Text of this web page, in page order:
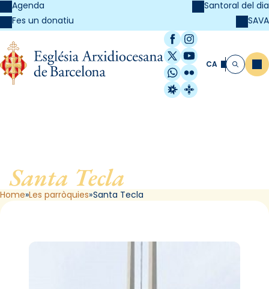
Agenda
Fes un donatiu
Santoral del dia
SAVA
Facebook
Instagram
X / Twitter
YouTube
WhatsApp
Flickr
Radio Estel
Catalunya
CA Cerca
Santa Tecla
Home Les parròquies Santa Tecla